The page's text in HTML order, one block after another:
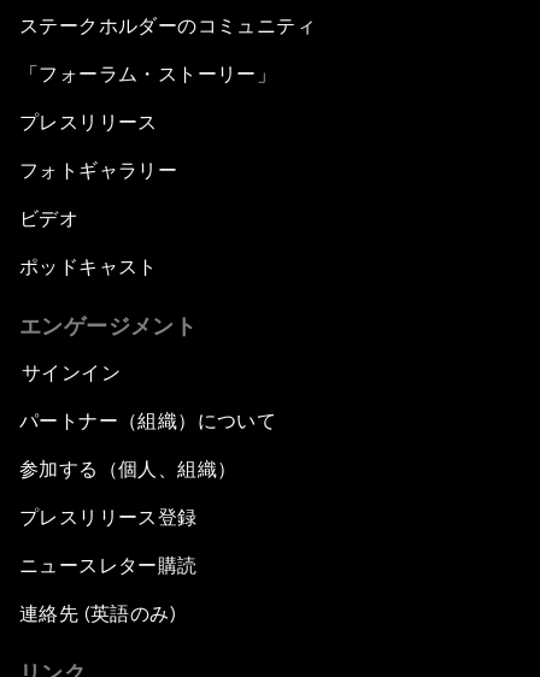
ステークホルダーのコミュニティ
「フォーラム・ストーリー」
プレスリリース
フォトギャラリー
ビデオ
ポッドキャスト
エンゲージメント
サインイン
パートナー（組織）について
参加する（個人、組織）
プレスリリース登録
ニュースレター購読
連絡先 (英語のみ)